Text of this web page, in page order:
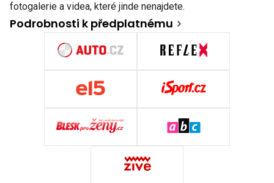
fotogalerie a videa, které jinde nenajdete.
Podrobnosti k předplatnému